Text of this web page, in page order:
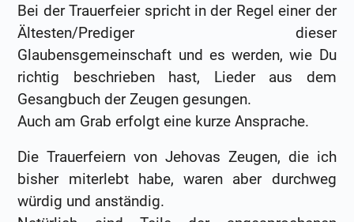
Bei der Trauerfeier spricht in der Regel einer der
Ältesten/Prediger dieser
Glaubensgemeinschaft und es werden, wie Du
richtig beschrieben hast, Lieder aus dem
Gesangbuch der Zeugen gesungen.
Auch am Grab erfolgt eine kurze Ansprache.
Die Trauerfeiern von Jehovas Zeugen, die ich
bisher miterlebt habe, waren aber durchweg
würdig und anständig.